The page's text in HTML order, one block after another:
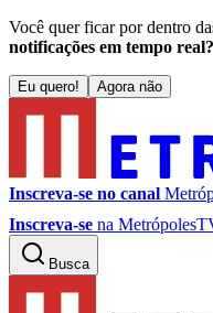
Você quer ficar por dentro
notificações em tempo real?
Eu quero! Agora não
Inscreva-se no canal
Inscreva-se na
Busca